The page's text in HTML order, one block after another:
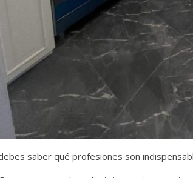
saber qué profesiones son